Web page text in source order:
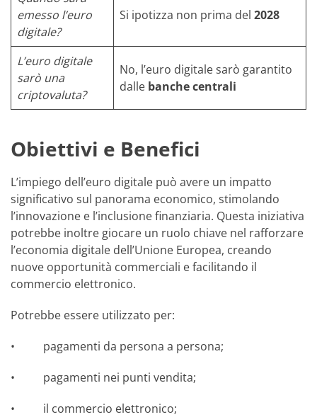
emesso l’euro
digitale?
Si ipotizza non prima del 2028
L’euro digitale
sarò una
criptovaluta?
No, l’euro digitale sarò garantito
dalle banche centrali
Obiettivi e Benefici
L’impiego dell’euro digitale può avere un impatto
significativo sul panorama economico, stimolando
l’innovazione e l’inclusione finanziaria. Questa iniziativa
potrebbe inoltre giocare un ruolo chiave nel rafforzare
l’economia digitale dell’Unione Europea, creando
nuove opportunità commerciali e facilitando il
commercio elettronico.
Potrebbe essere utilizzato per:
• pagamenti da persona a persona;
• pagamenti nei punti vendita;
• il commercio elettronico;